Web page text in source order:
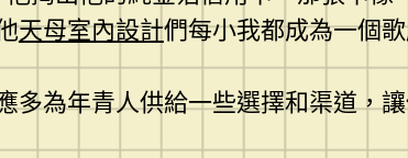
天母室內設計們每小我都成為一個
為年青人供給一些選擇和渠道，